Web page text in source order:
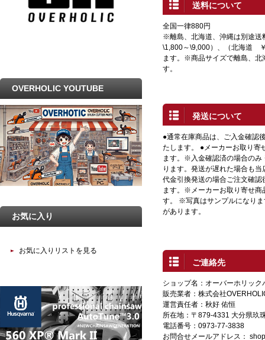
送料について
全国一律880円
※離島、北海道、沖縄は別途送
\1,800～\9,000）、（北海道
ます。※商品サイズで離島、北
す。
発送について
●通常在庫商品は、ご入金確認
たします。 ●メーカーお取り寄
ます。※入金確認済の場合の
ります。発送が遅れた場合も
代金引換発送の場合ご注文確
ます。※メーカーお取り寄せ商
す。 ※写真はサンプルになり
があります。
ご連絡先
ショップ名：オーバーホリック
販売業者：株式会社
運営責任者：秋好 佑恒
所在地：〒879-4331 大分県玖
電話番号：0973-77-3838
お問合せメールアドレス：
OVERHOLIC YOUTUBE
お気に入り
お気に入りリストを見る